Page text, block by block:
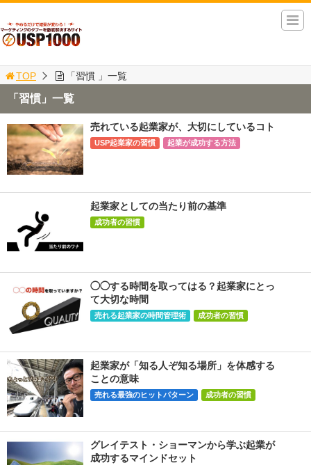
TOP 「習慣 」一覧
「習慣」一覧
売れている起業家が、大切にしているコト
USP起業家の習慣 起業が成功する方法
起業家としての当たり前の基準
成功者の習慣
◯◯する時間を取ってはる？起業家にとっ
て大切な時間
売れる起業家の時間管理術 成功者の習慣
起業家が「知る人ぞ知る場所」を体感する
ことの意味
売れる最強のヒットパターン 成功者の習慣
グレイテスト・ショーマンから学ぶ起業が
成功するマインドセット